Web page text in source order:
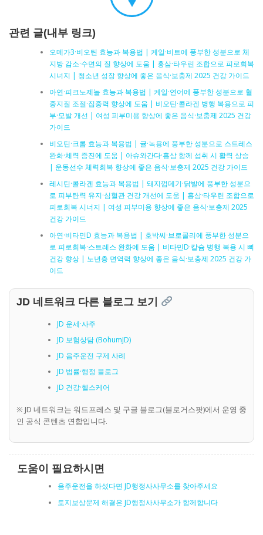
관련 글(내부 링크)
오메가3·비오틴 효능과 복용법 | 케일·비트에 풍부한 성분으로 체
지방 감소·수면의 질 향상에 도움 | 홍삼·타우린 조합으로 피로회복
시너지 | 청소년 성장 향상에 좋은 음식·보충제 2025 건강 가이드
아연·피크노제놀 효능과 복용법 | 케일·연어에 풍부한 성분으로 혈
중지질 조절·집중력 향상에 도움 | 비오틴·콜라겐 병행 복용으로 피
부·모발 개선 | 여성 피부미용 향상에 좋은 음식·보충제 2025 건강
가이드
비오틴·크롬 효능과 복용법 | 귤·녹용에 풍부한 성분으로 스트레스
완화·체력 증진에 도움 | 아슈와간다·홍삼 함께 섭취 시 활력 상승
| 운동선수 체력회복 향상에 좋은 음식·보충제 2025 건강 가이드
레시틴·콜라겐 효능과 복용법 | 돼지껍데기·닭발에 풍부한 성분으
로 피부탄력 유지·심혈관 건강 개선에 도움 | 홍삼·타우린 조합으로
피로회복 시너지 | 여성 피부미용 향상에 좋은 음식·보충제 2025
건강 가이드
아연·비타민D 효능과 복용법 | 호박씨·브로콜리에 풍부한 성분으
로 피로회복·스트레스 완화에 도움 | 비타민D·칼슘 병행 복용 시 뼈
건강 향상 | 노년층 면역력 향상에 좋은 음식·보충제 2025 건강 가
이드
JD 네트워크 다른 블로그 보기
JD 운세·사주
JD 보험상담 (BohumJD)
JD 음주운전 구제 사례
JD 법률·행정 블로그
JD 건강·헬스케어
※ JD 네트워크는 워드프레스 및 구글 블로그(블로거스팟)에서 운영 중
인 공식 콘텐츠 연합입니다.
도움이 필요하시면
음주운전을 하셨다면 JD행정사사무소를 찾아주세요
토지보상문제 해결은 JD행정사사무소가 함께합니다